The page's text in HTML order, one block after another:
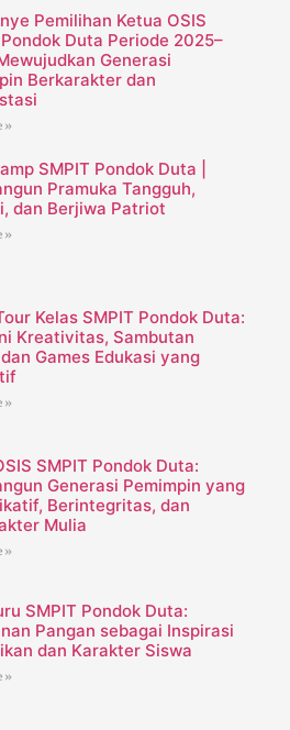
Pemilihan Ketua OSIS
Duta Periode 2025–
Generasi
Berkarakter dan
»
SMPIT Pondok Duta |
Pramuka Tangguh,
dan Berjiwa Patriot
»
Kelas SMPIT Pondok Duta:
Kreativitas, Sambutan
Games Edukasi yang
»
SMPIT Pondok Duta:
Generasi Pemimpin yang
Berintegritas, dan
Mulia
»
SMPIT Pondok Duta:
Pangan sebagai Inspirasi
dan Karakter Siswa
»